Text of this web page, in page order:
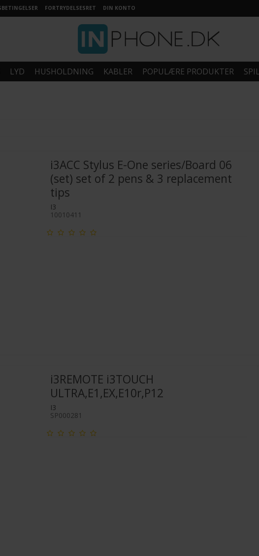
FORTRYDELSESRET DIN KONTO
LYD HUSHOLDNING KABLER POPULÆRE PRODUKTER
i3ACC Stylus E-One series/Board 06
(set) set of 2 pens & 3 replacement
tips
I3
10010411
i3REMOTE i3TOUCH
ULTRA,E1,EX,E10r,P12
I3
SP000281